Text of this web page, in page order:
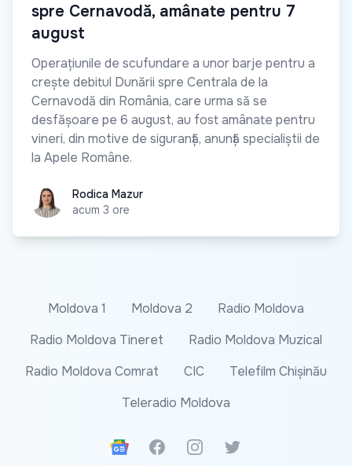
spre Cernavodă, amânate pentru 7
august
Operațiunile de scufundare a unor barje pentru a
crește debitul Dunării spre Centrala de la
Cernavodă din România, care urma să se
desfășoare pe 6 august, au fost amânate pentru
vineri, din motive de siguranță, anunță specialiștii de
la Apele Române.
Rodica MazurRodica Mazur
acum 3 ore
Moldova 1 Moldova 2
Radio Moldova
Radio Moldova Tineret
Radio Moldova Muzical
Radio Moldova Comrat
CIC
Telefilm Chișinău
Teleradio Moldova
Google News
FacebookInstagramTwitter